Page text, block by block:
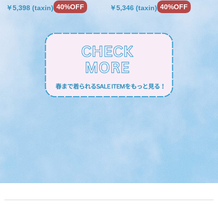
￥5,398 (taxin) 40%OFF ￥5,346 (taxin) 40%OFF